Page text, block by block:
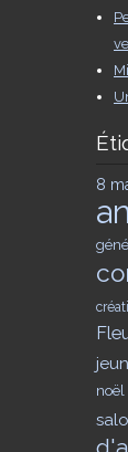
8
noël